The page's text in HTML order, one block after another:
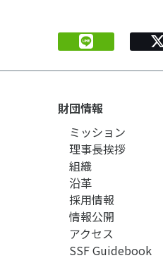
財団情報
ミッション
理事長挨拶
組織
沿革
採用情報
情報公開
アクセス
SSF Guidebook